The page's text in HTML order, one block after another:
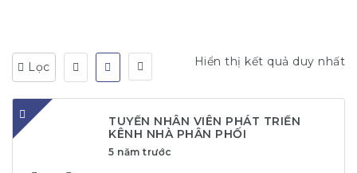
Lọc Hiển thị kết quả duy nhất
TUYỂN NHÂN VIÊN PHÁT TRIỂN
KÊNH NHÀ PHÂN PHỐI
5 năm trước